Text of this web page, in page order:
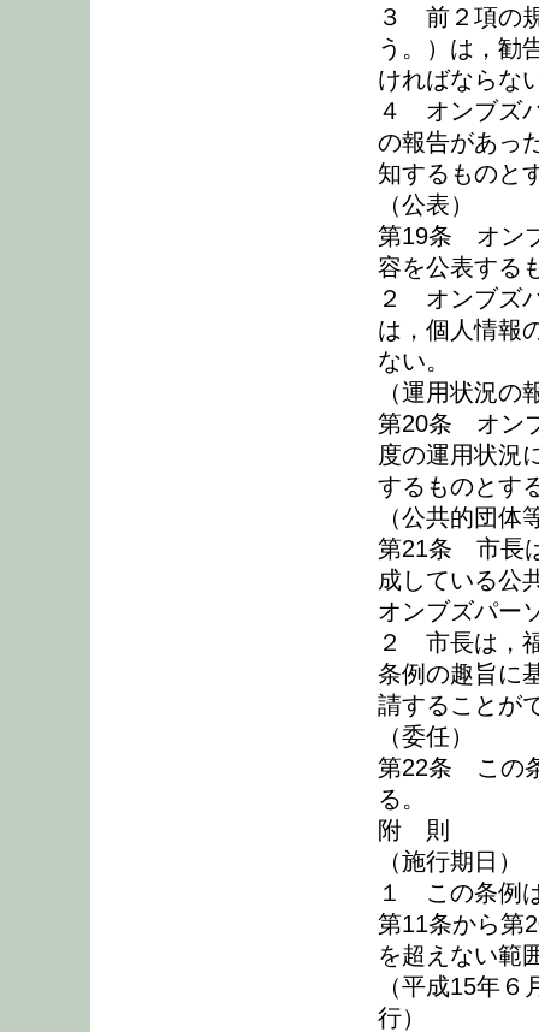
３ 前２項の
う。）は，勧
ければならな
４ オンブズ
の報告があっ
知するものと
（公表）
第19条 オン
容を公表する
２ オンブズ
は，個人情報
ない。
（運用状況の
第20条 オン
度の運用状況
するものとす
（公共的団体
第21条 市長
成している公
オンブズパー
２ 市長は，
条例の趣旨に
請することが
（委任）
第22条 この
る。
附 則
（施行期日）
１ この条例
第11条から第
を超えない範
（平成15年
行）